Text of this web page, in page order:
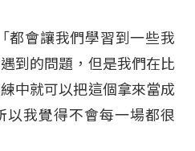
都會讓我們學習到一些我
到的問題，但是我們在比
中就可以把這個拿來當成
以我覺得不會每一場都很